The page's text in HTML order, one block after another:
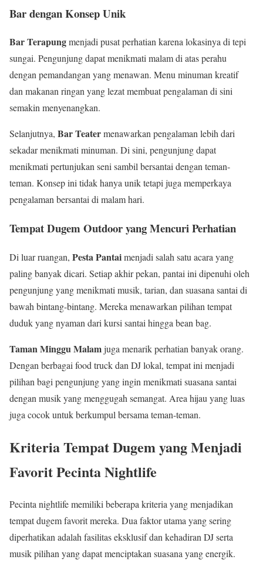
Bar dengan Konsep Unik
Bar Terapungmenjadi pusat perhatian karena lokasinya di tepi
sungai. Pengunjung dapat menikmati malam di atas perahu
dengan pemandangan yang menawan. Menu minuman kreatif
dan makanan ringan yang lezat membuat pengalaman di sini
semakin menyenangkan.
Selanjutnya, Bar Teatermenawarkan pengalaman lebih dari
sekadar menikmati minuman. Di sini, pengunjung dapat
menikmati pertunjukan seni sambil bersantai dengan teman-
teman. Konsep ini tidak hanya unik tetapi juga memperkaya
pengalaman bersantai di malam hari.
Tempat Dugem Outdoor yang Mencuri Perhatian
Di luar ruangan, Pesta Pantaimenjadi salah satu acara yang
paling banyak dicari. Setiap akhir pekan, pantai ini dipenuhi oleh
pengunjung yang menikmati musik, tarian, dan suasana santai di
bawah bintang-bintang. Mereka menawarkan pilihan tempat
duduk yang nyaman dari kursi santai hingga bean bag.
Taman Minggu Malamjuga menarik perhatian banyak orang.
Dengan berbagai food truck dan DJ lokal, tempat ini menjadi
pilihan bagi pengunjung yang ingin menikmati suasana santai
dengan musik yang menggugah semangat. Area hijau yang luas
juga cocok untuk berkumpul bersama teman-teman.
Kriteria Tempat Dugem yang Menjadi
Favorit Pecinta Nightlife
Pecinta nightlife memiliki beberapa kriteria yang menjadikan
tempat dugem favorit mereka. Dua faktor utama yang sering
diperhatikan adalah fasilitas eksklusif dan kehadiran DJ serta
musik pilihan yang dapat menciptakan suasana yang energik.